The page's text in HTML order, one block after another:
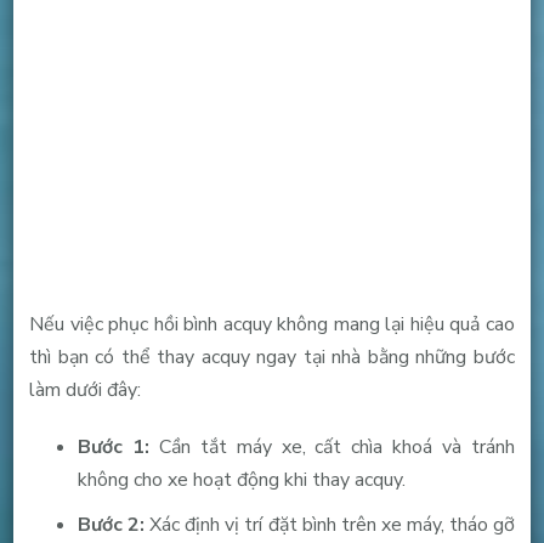
Nếu việc phục hồi bình acquy không mang lại hiệu quả cao
thì bạn có thể thay acquy ngay tại nhà bằng những bước
làm dưới đây:
Bước 1: Cần tắt máy xe, cất chìa khoá và tránh
không cho xe hoạt động khi thay acquy.
Bước 2: Xác định vị trí đặt bình trên xe máy, tháo gỡ